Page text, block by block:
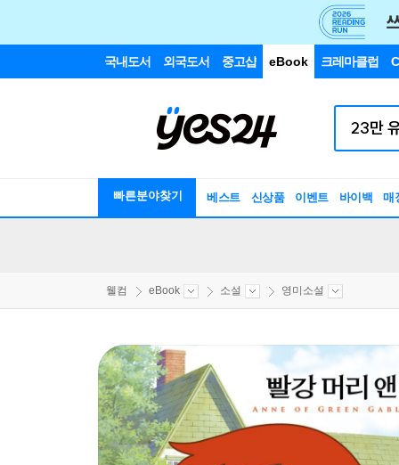
국내도서 외국도서 중고샵 eBook 크레마클럽
빠른분야찾기 베스트 신상품 이벤트 바이백 매
웰컴 eBook 소설 영미소설